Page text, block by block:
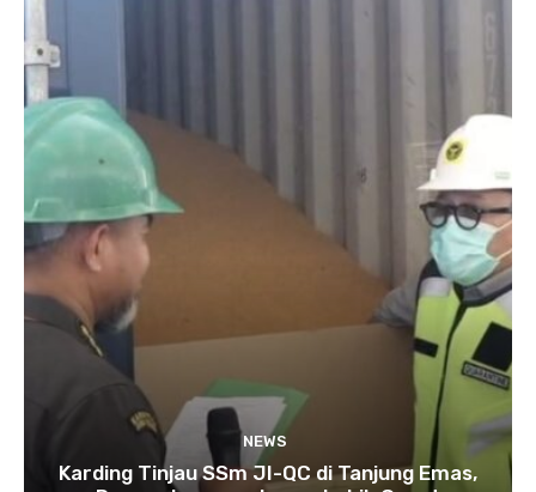
NEWS
Karding Tinjau SSm JI-QC di Tanjung Emas,